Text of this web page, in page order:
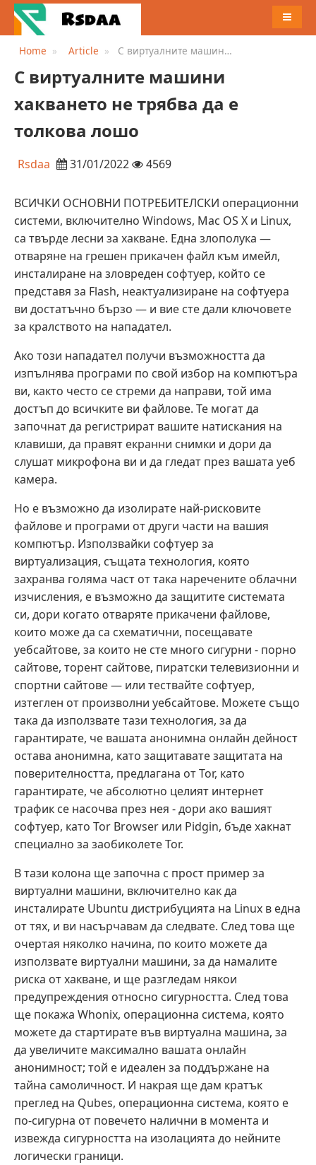
MENU
Home Article
С виртуалните машини
толкова лошо
С виртуалните машини
хакването не трябва да е
толкова лошо
Rsdaa 31/01/2022 4569
ВСИЧКИ ОСНОВНИ ПОТРЕБИТЕЛСКИ операционни
системи, включително Windows, Mac OS X и Linux,
са твърде лесни за хакване. Една злополука —
отваряне на грешен прикачен файл към имейл,
инсталиране на зловреден софтуер, който се
представя за Flash, неактуализиране на софтуера
ви достатъчно бързо — и вие сте дали ключовете
за кралството на нападател.
Ако този нападател получи възможността да
изпълнява програми по свой избор на компютъра
ви, както често се стреми да направи, той има
достъп до всичките ви файлове. Те могат да
започнат да регистрират вашите натискания на
клавиши, да правят екранни снимки и дори да
слушат микрофона ви и да гледат през вашата уеб
камера.
Но е възможно да изолирате най-рисковите
файлове и програми от други части на вашия
компютър. Използвайки софтуер за
виртуализация, същата технология, която
захранва голяма част от така наречените облачни
изчисления, е възможно да защитите системата
си, дори когато отваряте прикачени файлове,
които може да са схематични, посещавате
уебсайтове, за които не сте много сигурни - порно
сайтове, торент сайтове, пиратски телевизионни и
спортни сайтове — или тествайте софтуер,
изтеглен от произволни уебсайтове. Можете също
така да използвате тази технология, за да
гарантирате, че вашата анонимна онлайн дейност
остава анонимна, като защитавате защитата на
поверителността, предлагана от Tor, като
гарантирате, че абсолютно целият интернет
трафик се насочва през нея - дори ако вашият
софтуер, като Tor Browser или Pidgin, бъде хакнат
специално за заобиколете Tor.
В тази колона ще започна с прост пример за
виртуални машини, включително как да
инсталирате Ubuntu дистрибуцията на Linux в една
от тях, и ви насърчавам да следвате. След това ще
очертая няколко начина, по които можете да
използвате виртуални машини, за да намалите
риска от хакване, и ще разгледам някои
предупреждения относно сигурността. След това
ще покажа Whonix, операционна система, която
можете да стартирате във виртуална машина, за
да увеличите максимално вашата онлайн
анонимност; той е идеален за поддържане на
тайна самоличност. И накрая ще дам кратък
преглед на Qubes, операционна система, която е
по-сигурна от повечето налични в момента и
извежда сигурността на изолацията до нейните
логически граници.